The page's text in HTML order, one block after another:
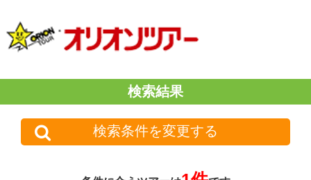
検索結果
検索条件を変更する